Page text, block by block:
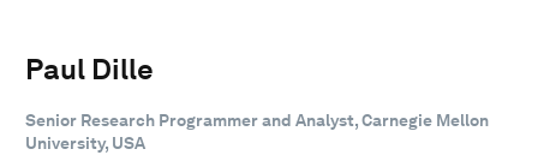
Paul Dille
Senior Research Programmer and Analyst, Carnegie Mellon
University, USA